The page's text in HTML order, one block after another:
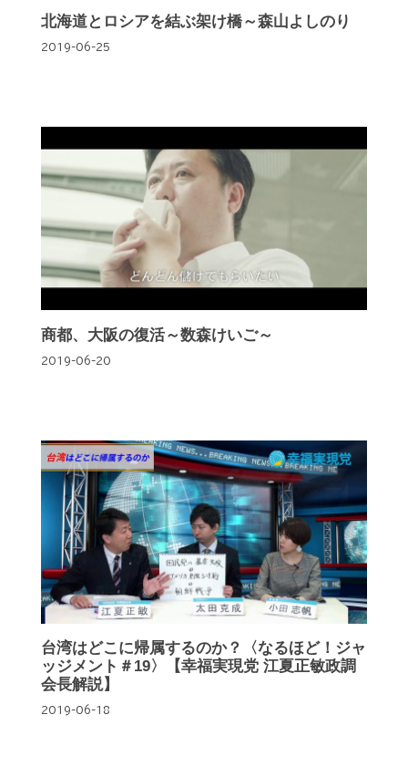
北海道とロシアを結ぶ架け橋～森山よしのり
2019-06-25
商都、大阪の復活～数森けいご～
2019-06-20
台湾はどこに帰属するのか？〈なるほど！ジャ
ッジメント＃19〉【幸福実現党 江夏正敏政調
会長解説】
2019-06-18